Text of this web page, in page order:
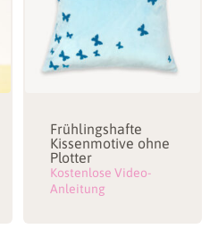
Frühlingshafte
Kissenmotive ohne
Plotter
Kostenlose Video-
Anleitung